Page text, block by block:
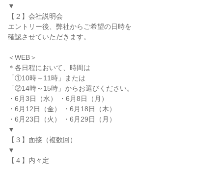
▼
【２】会社説明会
エントリー後、弊社からご希望の日時を
確認させていただきます。
＜WEB＞
＊各日程において、時間は
「①10時～11時」または
「②14時～15時」からお選びください。
・6月3日（水） ・6月8日（月）
・6月12日（金） ・6月18日（木）
・6月23日（火） ・6月29日（月）
▼
【３】面接（複数回）
▼
【４】内々定